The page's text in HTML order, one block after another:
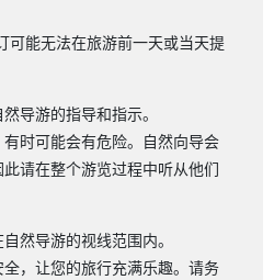
可能无法在旅游前一天或当天提
导游的指导和指示。
时可能会有危险。自然向导会
请在整个游览过程中听从他们
然导游的视线范围内。
，让您的旅行充满乐趣。请务